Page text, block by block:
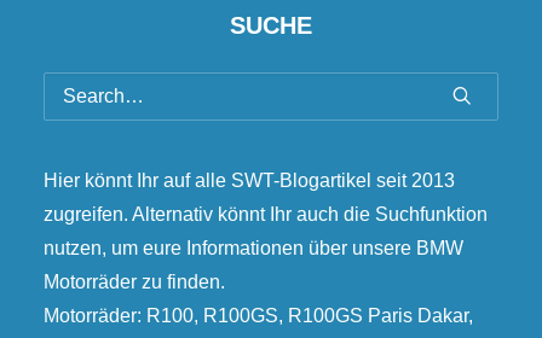
SUCHE
Hier könnt Ihr auf alle SWT-Blogartikel seit 2013
zugreifen. Alternativ könnt Ihr auch die Suchfunktion
nutzen, um eure Informationen über unsere BMW
Motorräder zu finden.
Motorräder: R100, R100GS, R100GS Paris Dakar,